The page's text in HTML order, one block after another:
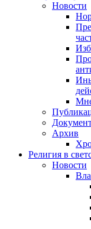
Новости
Архив
Религия в
Новости